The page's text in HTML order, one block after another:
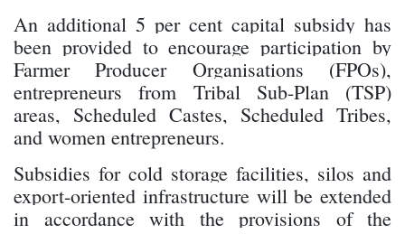
An additional 5 per cent capital subsidy has
been provided to encourage participation by
Farmer Producer Organisations (FPOs),
entrepreneurs from Tribal Sub-Plan (TSP)
areas, Scheduled Castes, Scheduled Tribes,
and women entrepreneurs.
Subsidies for cold storage facilities, silos and
export-oriented infrastructure will be extended
in accordance with the provisions of the